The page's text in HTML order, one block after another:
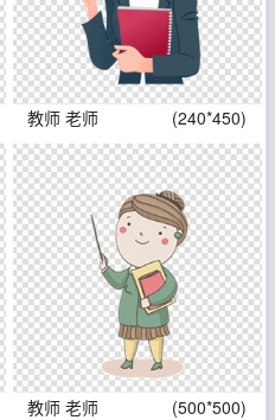
教师 老师 (240*450)
教师 老师 (500*500)